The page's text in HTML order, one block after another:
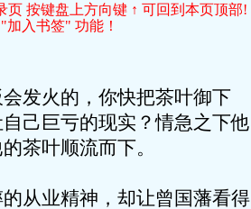
按键盘上方向键 ↑ 可回到本页顶部!
入书签" 功能！
发火的，你快把茶叶御下
己巨亏的现实？情急之下他
茶叶顺流而下。
从业精神，却让曾国藩看得